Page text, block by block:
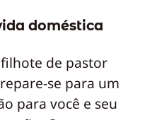
doméstica
de pastor
se para um
para você e seu